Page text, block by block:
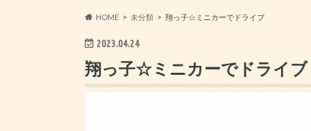
HOME 未分類 翔っ子☆ミニカーでドライブ
2023.04.24
翔っ子☆ミニカーでドライブ